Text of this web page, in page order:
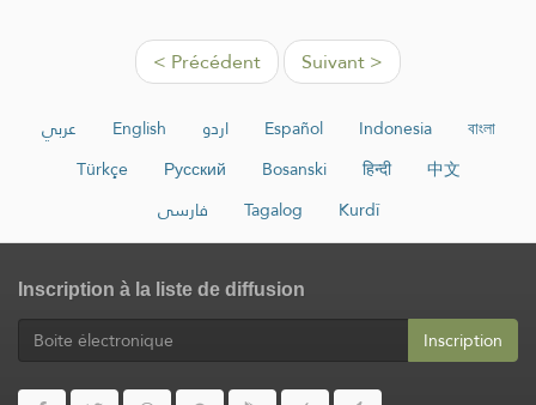
< Précédent Suivant >
عربي English اردو Español Indonesia
বাংলা
Türkçe
Русский Bosanski हिन्दी
中文
فارسی
Tagalog Kurdî
Inscription à la liste de diffusion
Inscription